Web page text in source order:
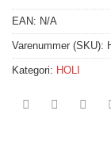
EAN: N/A
Varenummer (SKU):
Kategori: HOLI